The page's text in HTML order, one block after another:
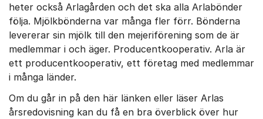
heter också Arlagården och det ska alla Arlabönder
följa. Mjölkbönderna var många fler förr. Bönderna
levererar sin mjölk till den mejeriförening som de är
medlemmar i och äger. Producentkooperativ. Arla är
ett producentkooperativ, ett företag med medlemmar
i många länder.
Om du går in på den här länken eller läser Arlas
årsredovisning kan du få en bra överblick över hur